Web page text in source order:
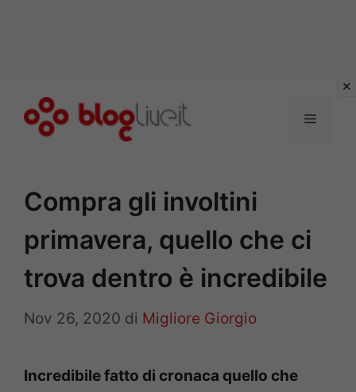
Menu
Compra gli involtini
primavera, quello che ci
trova dentro è incredibile
Nov 26, 2020 di Migliore Giorgio
Incredibile fatto di cronaca quello che